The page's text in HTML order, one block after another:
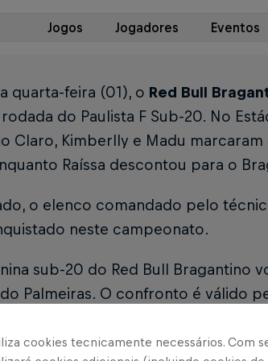
Jogos Jogadores Eventos
quarta-feira (01), o Red Bull
do Paulista F Sub-20. No
Claro, Kimberlly e Madu
Raíssa descontou para o
o elenco comandado pelo
neste campeonato.
sub-20 do Red Bull Bragantino
Palmeiras. O confronto é válido
cookies tecnicamente necessários. Com